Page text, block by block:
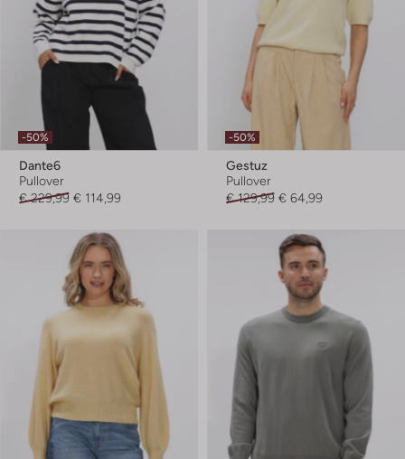
-50%
Dante6
Pullover
€ 229,99 € 114,99
-50%
Gestuz
Pullover
€ 129,99 € 64,99